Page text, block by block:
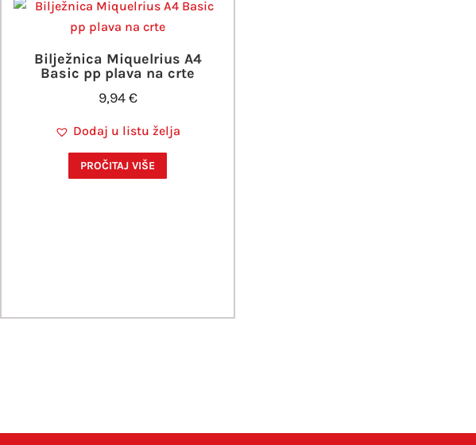
Bilježnica Miquelrius A4
Basic pp plava na crte
9,94€
Dodaj u listu želja
PROČITAJ VIŠE